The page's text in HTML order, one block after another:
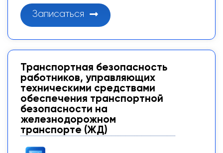
Записаться
Транспортная безопасность
работников, управляющих
техническими средствами
обеспечения транспортной
безопасности на
железнодорожном
транспорте (ЖД)